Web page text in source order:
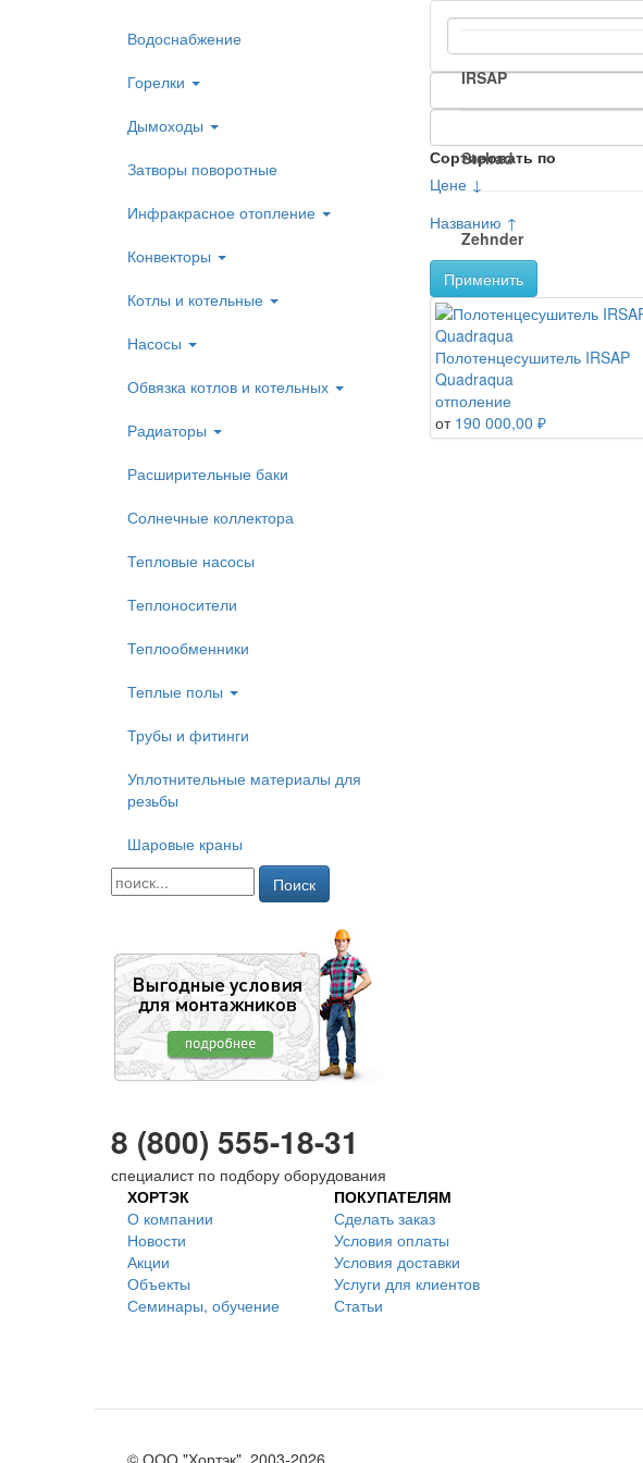
Водоснабжение
Горелки
Дымоходы
Затворы поворотные
Инфракрасное отопление
Конвекторы
Котлы и котельные
Насосы
Обвязка котлов и котельных
Радиаторы
Расширительные баки
Солнечные коллектора
Тепловые насосы
Теплоносители
Теплообменники
Теплые полы
Трубы и фитинги
Уплотнительные материалы для
резьбы
Шаровые краны
Поиск
IRSAP
Stelrad
Zehnder
Сортировать по
Цене ↓
Названию ↑
Применить
Полотенцесушитель IRSAP
Quadraqua
отполение
от 190 000,00 ₽
8 (800) 555-18-31
специалист по подбору оборудования
ХОРТЭК
О компании
Новости
Акции
Объекты
Семинары, обучение
ПОКУПАТЕЛЯМ
Сделать заказ
Условия оплаты
Условия доставки
Услуги для клиентов
Статьи
© ООО "Хортэк", 2003-2026